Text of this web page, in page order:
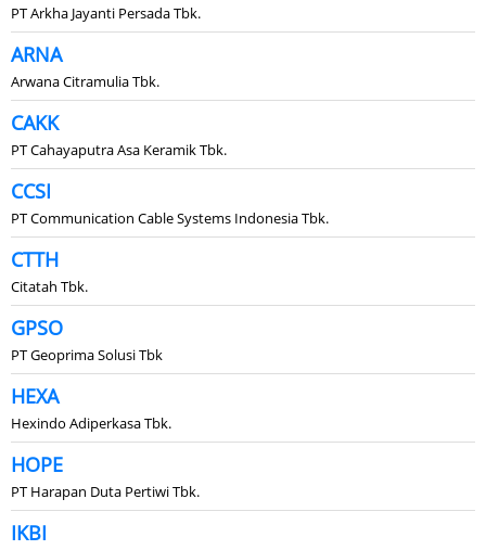
PT Arkha Jayanti Persada Tbk.
ARNA
Arwana Citramulia Tbk.
CAKK
PT Cahayaputra Asa Keramik Tbk.
CCSI
PT Communication Cable Systems Indonesia Tbk.
CTTH
Citatah Tbk.
GPSO
PT Geoprima Solusi Tbk
HEXA
Hexindo Adiperkasa Tbk.
HOPE
PT Harapan Duta Pertiwi Tbk.
IKBI